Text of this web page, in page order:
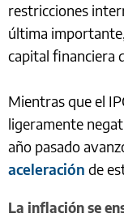
restricciones
última
capital financiera
Mientras que el
ligeramente
año pasado
aceleración de
La inflación se